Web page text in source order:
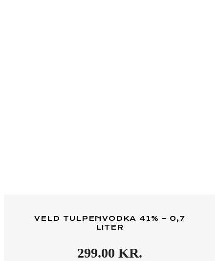
VELD TULPENVODKA 41% – 0,7
LITER
299.00 KR.